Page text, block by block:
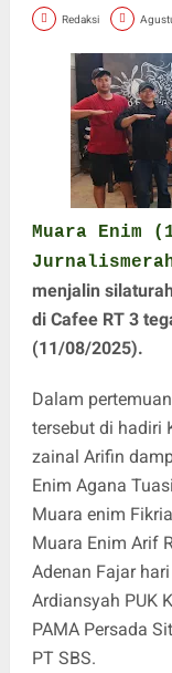
Redaksi
Muara Enim
menjalin
di Cafee RT 3
(11/08/2025).
Dalam
tersebut di hadiri
zainal Arifin
Enim Agana
Muara enim
Muara Enim Arif
Adenan Fajar
Ardiansyah PUK
PAMA Persada
PT SBS.